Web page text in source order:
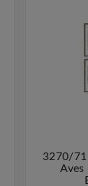
3270/71
Aves